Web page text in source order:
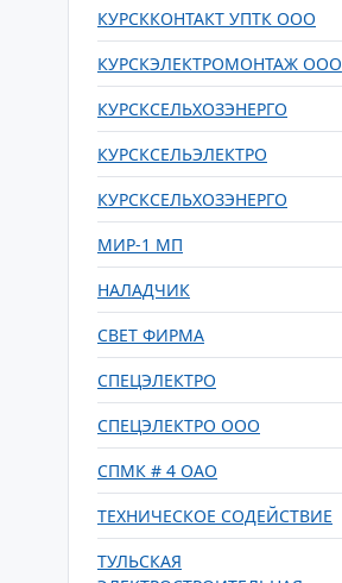
КУРСККОНТАКТ УПТК ООО
КУРСКЭЛЕКТРОМОНТАЖ ООО
КУРСКСЕЛЬХОЗЭНЕРГО
КУРСКСЕЛЬЭЛЕКТРО
КУРСКСЕЛЬХОЗЭНЕРГО
МИР-1 МП
НАЛАДЧИК
СВЕТ ФИРМА
СПЕЦЭЛЕКТРО
СПЕЦЭЛЕКТРО ООО
СПМК # 4 ОАО
ТЕХНИЧЕСКОЕ СОДЕЙСТВИЕ
ТУЛЬСКАЯ